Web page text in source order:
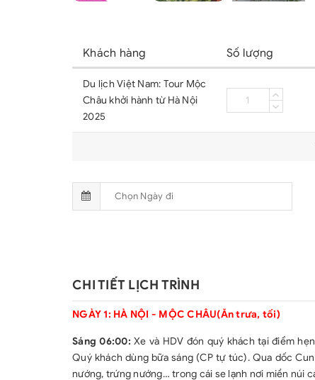
Khách hàng Số lượng
Du lịch Việt Nam: Tour Mộc
Châu khởi hành từ Hà Nội
2025
CHI TIẾT LỊCH TRÌNH
NGÀY 1: HÀ NỘI - MỘC CHÂU(Ăn trưa, tối)
Sáng 06:00: Xe và HDV đón quý khách tại điểm
Quý khách dùng bữa sáng (CP tự túc). Qua dốc
nướng, trứng nướng… trong cái se lạnh nơi miền núi